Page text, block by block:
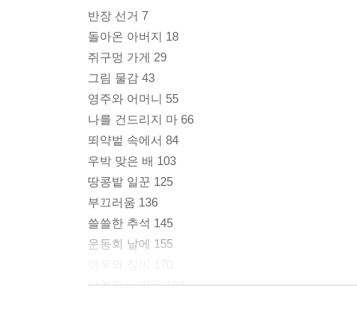
반장 선거 7
돌아온 아버지 18
쥐구멍 가게 29
그림 물감 43
영주와 어머니 55
나를 건드리지 마 66
뙤약벝 속에서 84
우박 맞은 배 103
땅콩밭 일꾼 125
부끄러움 136
쓸쓸한 추석 145
운동회 날에 155
남겨지는 것들 184